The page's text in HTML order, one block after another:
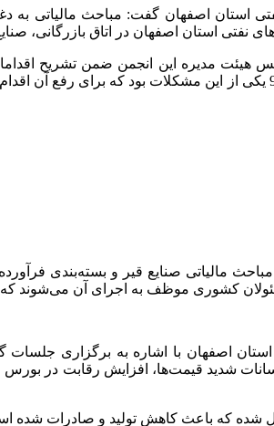
استان اصفهان گفت: مباحث مالیاتی به
نفتی استان اصفهان در اتاق بازرگانی،
هیئت مدیره این انجمن ضمن تشریح
مشکلات افزود: عدم استرداد ارزش افزوده مربوط به سال‌های 97 و
کشوری موظف به اجرای آن می‌شوند که
اصفهان با اشاره به برگزاری جلسات
در سال 99 گفت: کمبود ورق و نوسانات شدید قیمت‌ها،
شده که باعث کاهش تولید و صادرات شده